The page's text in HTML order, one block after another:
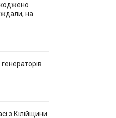
на
з Кілійщини